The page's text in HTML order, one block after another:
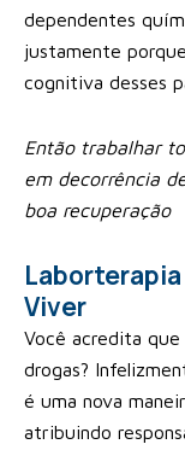
dependentes
justamente
cognitiva desses
Então trabalhar
em decorrência
boa recuperação
Laborterapia
Viver
Você acredita
drogas?
é uma nova
atribuindo